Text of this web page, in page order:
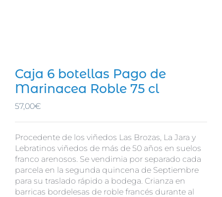
Caja 6 botellas Pago de
Marinacea Roble 75 cl
57,00€
Procedente de los viñedos Las Brozas, La Jara y
Lebratinos viñedos de más de 50 años en suelos
franco arenosos. Se vendimia por separado cada
parcela en la segunda quincena de Septiembre
para su traslado rápido a bodega. Crianza en
barricas bordelesas de roble francés durante al